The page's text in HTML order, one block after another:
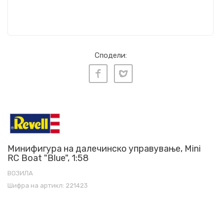
Сподели:
Минифигура на далечинско управување, Mini
RC Boat "Blue", 1:58
ВОЗИЛА
Шифра на артикл: 221423